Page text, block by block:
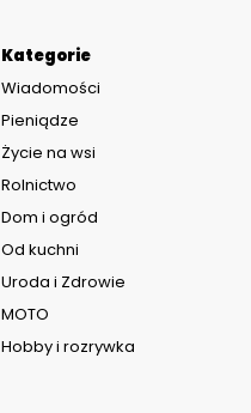
Kategorie
Wiadomości
Pieniądze
Życie na wsi
Rolnictwo
Dom i ogród
Od kuchni
Uroda i Zdrowie
MOTO
Hobby i rozrywka